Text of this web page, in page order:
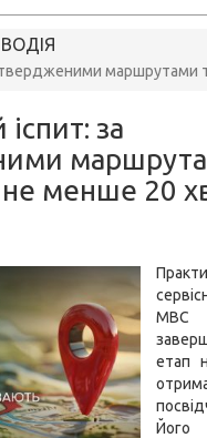
ВОДІЯ
маршрутами
за
не менше 20
етап
Його